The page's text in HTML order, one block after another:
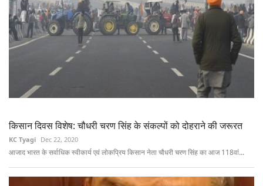
किसान दिवस विशेष: चौधरी चरण सिंह के संकल्पों को दोहराने की जरूरत
KC Tyagi Dec 22, 2020
आजाद भारत के सर्वाधिक स्वीकार्य एवं लोकप्रिय किसान नेता चौधरी चरण सिंह का आज 118वां...